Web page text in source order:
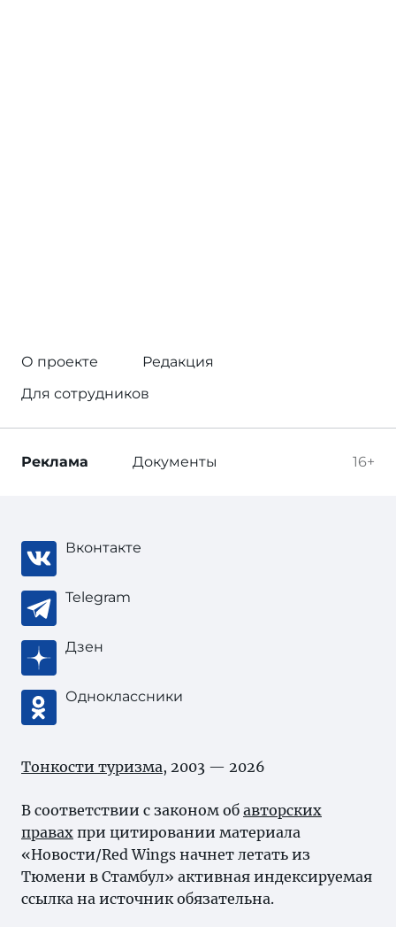
О проекте
Редакция
Для сотрудников
16+
Реклама Документы
Вконтакте
Telegram
Дзен
Одноклассники
Тонкости туризма, 2003 — 2026
В соответствии с законом об авторских
правах при цитировании материала
«Новости/Red Wings начнет летать из
Тюмени в Стамбул» активная индексируемая
ссылка на источник обязательна.